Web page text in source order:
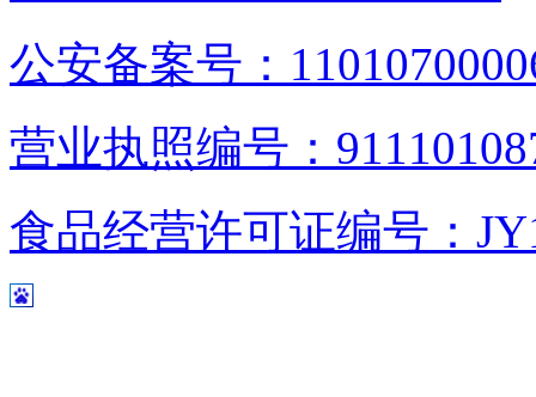
公安备案号：
营业执照编号：
食品经营许可证编号：